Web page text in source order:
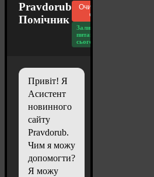
Pravdorub
Помічник
Очистити
чат
Залишилось
питань
сьогодні: 20
Привіт! Я
Асистент
новинного
сайту
Pravdorub.
Чим я можу
допомогти?
Я можу